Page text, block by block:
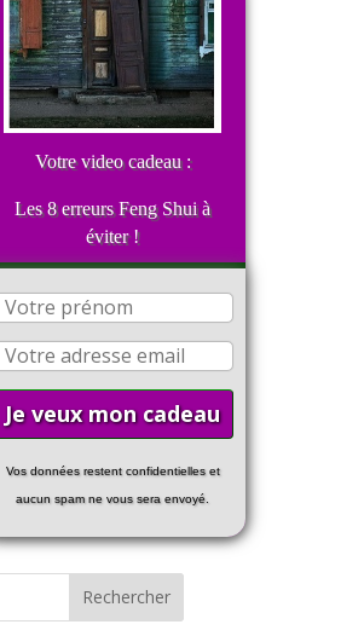
Votre video cadeau :
Les 8 erreurs Feng Shui à
éviter !
Vos données restent confidentielles et
aucun spam ne vous sera envoyé.